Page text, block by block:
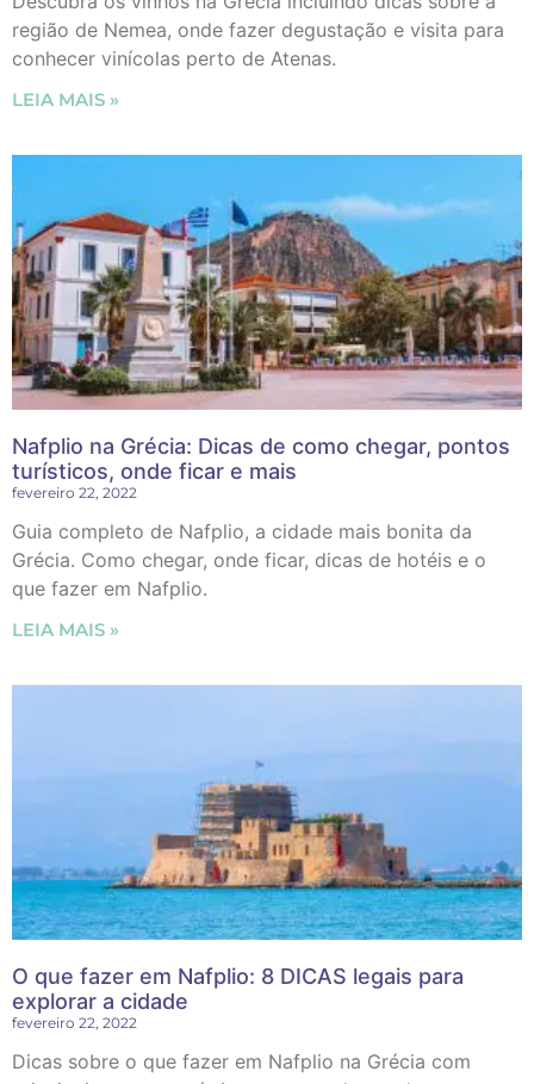
região de Nemea, onde fazer degustação e visita para
conhecer vinícolas perto de Atenas.
LEIA MAIS »
Nafplio na Grécia: Dicas de como chegar, pontos
turísticos, onde ficar e mais
fevereiro 22, 2022
Guia completo de Nafplio, a cidade mais bonita da
Grécia. Como chegar, onde ficar, dicas de hotéis e o
que fazer em Nafplio.
LEIA MAIS »
O que fazer em Nafplio: 8 DICAS legais para
explorar a cidade
fevereiro 22, 2022
Dicas sobre o que fazer em Nafplio na Grécia com